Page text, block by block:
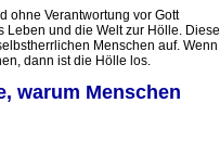
ohne Verantwortung vor Gott
Leben und die Welt zur Hölle. Diese
Menschen auf. Wenn
dann ist die Hölle los.
warum Menschen